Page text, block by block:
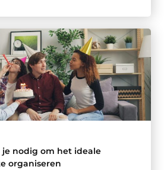
nodig om het ideale
organiseren